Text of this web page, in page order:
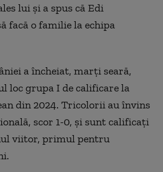
lui şi a spus că Edi
facă o familie la echipa
a încheiat, marţi seară,
loc grupa I de calificare la
din 2024. Tricolorii au învins
scor 1-0, şi sunt calificaţi
viitor, primul pentru